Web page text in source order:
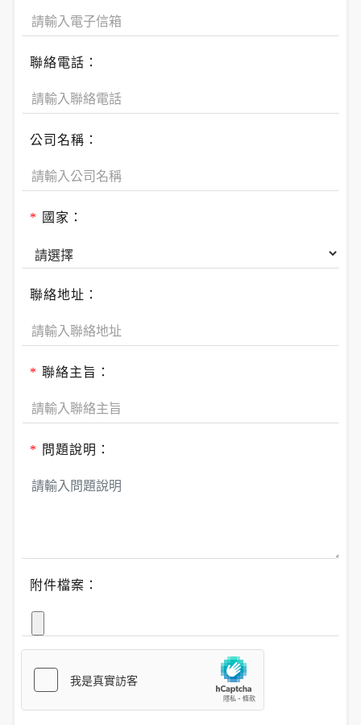
聯絡電話：
公司名稱：
* 國家：
聯絡地址：
* 聯絡主旨：
* 問題說明：
附件檔案：